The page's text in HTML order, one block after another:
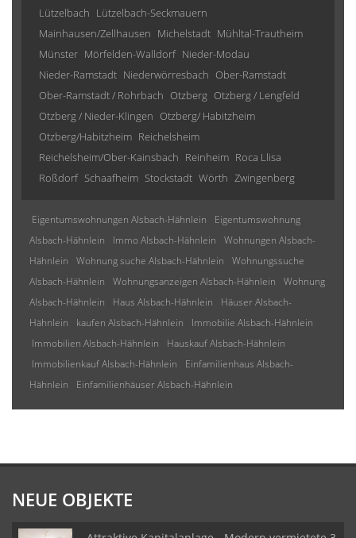
Lützelbach Lützelbach-Seckmauern
Mainhausen/Zellhausen Michelstadt Mühltal-Trautheim
Münster Mörfelden-Walldorf Nieder-Modau
Nieder-Ramstadt Niederwörresbach Ober-Ramstadt
Ober-Ramstadt / Rohrbach Otzberg Otzberg / Lengfeld
Otzberg / Nieder-Klingen Otzberg/ Habitzheim
Otzberg/Habitzheim Reichelsheim
Reichelsheim/Ober-Kainsbach Reinheim Roca Llisa
Roßdorf Schaafheim Stockstadt Wörth Zwingenberg
Eigentumswohnungen Alsbach-Hähnlein
Eigentumswohnung
Alsbach-Hähnlein
Immo Alsbach-Hähnlein
Wohnungen Alsbach-
Hähnlein
Wohnung suche Alsbach-Hähnlein
Wohnungssuche
Alsbach-Hähnlein
Wohnungsanzeigen Alsbach-Hähnlein
Wohnung
Alsbach-Hähnlein
Haus Alsbach-Hähnlein
Häuser Alsbach-
Hähnlein
kaufen Alsbach-Hähnlein
Immobilie Alsbach-Hähnlein
Immobilien Alsbach-Hähnlein
Hauskauf Alsbach-Hähnlein
Immobilienkauf Alsbach-Hähnlein
Einfamilienhaus Alsbach-
Hähnlein
Einfamilienhäuser Alsbach-Hähnlein
NEUE OBJEKTE